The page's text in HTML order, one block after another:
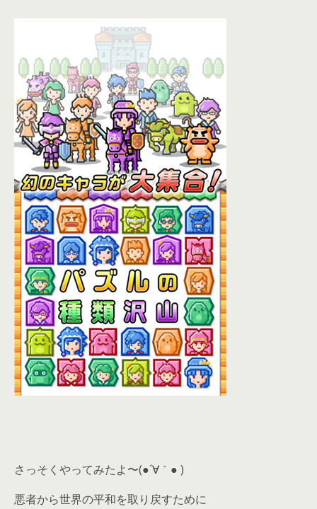
さっそくやってみたよ〜(●´∀｀● )
悪者から世界の平和を取り戻すために